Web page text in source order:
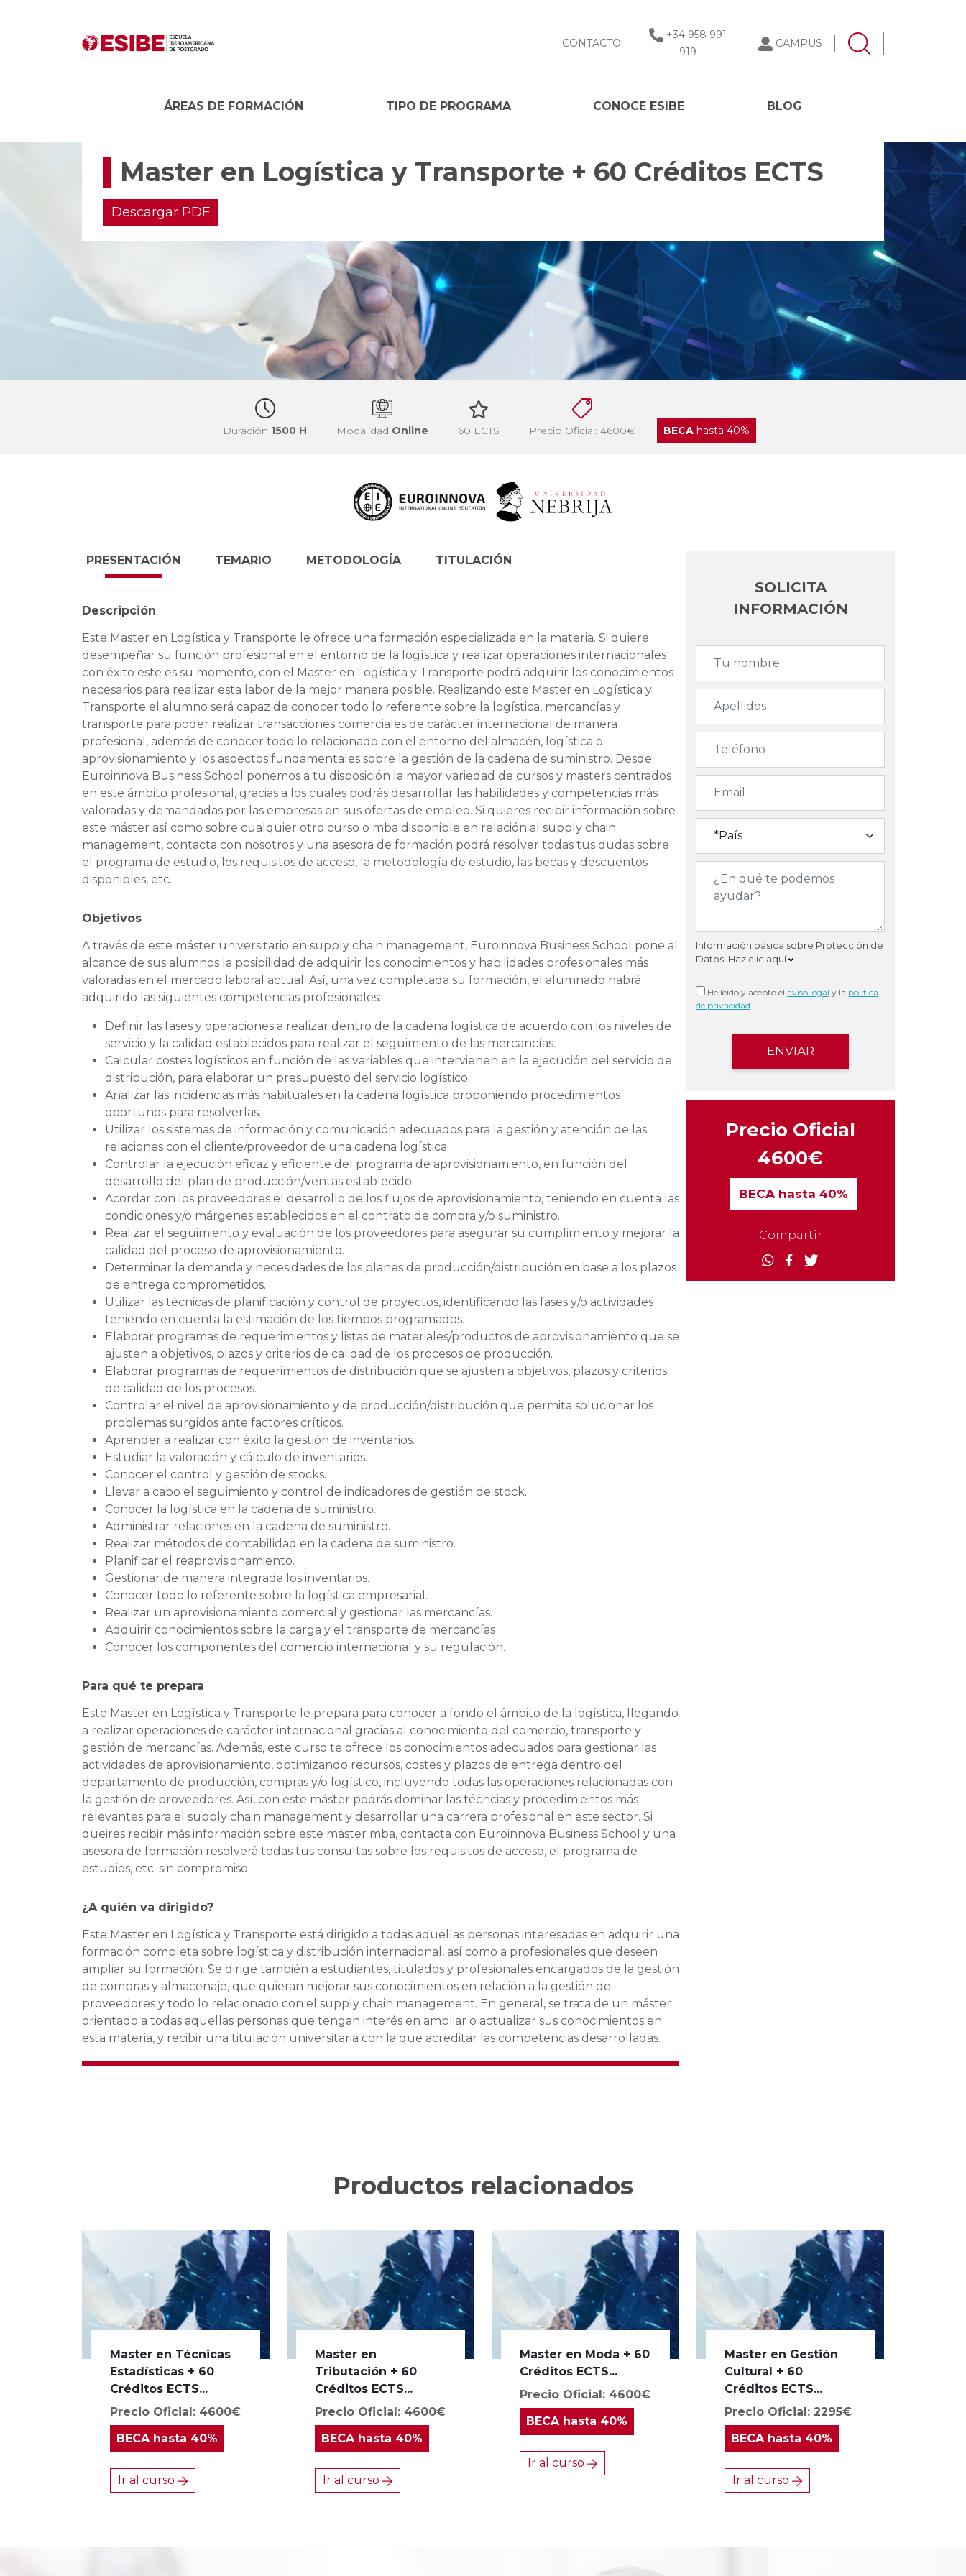
CONTACTO
+34 958 991
919
CAMPUS
ÁREAS DE FORMACIÓN TIPO DE PROGRAMA CONOCE ESIBE BLOG
Master en Logística y Transporte + 60 Créditos ECTS
Descargar PDF
Duración 1500 H Modalidad Online 60 ECTS Precio Oficial: 4600€ BECA hasta 40%
PRESENTACIÓN
Descripción
Este Master en Logística y Transporte le ofrece una formación especializada en la materia. Si quiere
desempeñar su función profesional en el entorno de la logística y realizar operaciones internacionales
con éxito este es su momento, con el Master en Logística y Transporte podrá adquirir los conocimientos
necesarios para realizar esta labor de la mejor manera posible. Realizando este Master en Logística y
Transporte el alumno será capaz de conocer todo lo referente sobre la logística, mercancías y
transporte para poder realizar transacciones comerciales de carácter internacional de manera
profesional, además de conocer todo lo relacionado con el entorno del almacén, logística o
aprovisionamiento y los aspectos fundamentales sobre la gestión de la cadena de suministro. Desde
Euroinnova Business School ponemos a tu disposición la mayor variedad de cursos y masters centrados
en este ámbito profesional, gracias a los cuales podrás desarrollar las habilidades y competencias más
valoradas y demandadas por las empresas en sus ofertas de empleo. Si quieres recibir información sobre
este máster así como sobre cualquier otro curso o mba disponible en relación al supply chain
management, contacta con nosotros y una asesora de formación podrá resolver todas tus dudas sobre
el programa de estudio, los requisitos de acceso, la metodología de estudio, las becas y descuentos
disponibles, etc.
Objetivos
A través de este máster universitario en supply chain management, Euroinnova Business School pone al
alcance de sus alumnos la posibilidad de adquirir los conocimientos y habilidades profesionales más
valoradas en el mercado laboral actual. Así, una vez completada su formación, el alumnado habrá
adquirido las siguientes competencias profesionales:
Definir las fases y operaciones a realizar dentro de la cadena logística de acuerdo con los niveles de
servicio y la calidad establecidos para realizar el seguimiento de las mercancías.
Calcular costes logísticos en función de las variables que intervienen en la ejecución del servicio de
distribución, para elaborar un presupuesto del servicio logístico.
Analizar las incidencias más habituales en la cadena logística proponiendo procedimientos
oportunos para resolverlas.
Utilizar los sistemas de información y comunicación adecuados para la gestión y atención de las
relaciones con el cliente/proveedor de una cadena logística.
Controlar la ejecución eficaz y eficiente del programa de aprovisionamiento, en función del
desarrollo del plan de producción/ventas establecido.
Acordar con los proveedores el desarrollo de los flujos de aprovisionamiento, teniendo en cuenta las
condiciones y/o márgenes establecidos en el contrato de compra y/o suministro.
Realizar el seguimiento y evaluación de los proveedores para asegurar su cumplimiento y mejorar la
calidad del proceso de aprovisionamiento.
Determinar la demanda y necesidades de los planes de producción/distribución en base a los plazos
de entrega comprometidos.
Utilizar las técnicas de planificación y control de proyectos, identificando las fases y/o actividades
teniendo en cuenta la estimación de los tiempos programados.
Elaborar programas de requerimientos y listas de materiales/productos de aprovisionamiento que se
ajusten a objetivos, plazos y criterios de calidad de los procesos de producción.
Elaborar programas de requerimientos de distribución que se ajusten a objetivos, plazos y criterios
de calidad de los procesos.
Controlar el nivel de aprovisionamiento y de producción/distribución que permita solucionar los
problemas surgidos ante factores críticos.
Aprender a realizar con éxito la gestión de inventarios.
Estudiar la valoración y cálculo de inventarios.
Conocer el control y gestión de stocks.
Llevar a cabo el seguimiento y control de indicadores de gestión de stock.
Conocer la logística en la cadena de suministro.
Administrar relaciones en la cadena de suministro.
Realizar métodos de contabilidad en la cadena de suministro.
Planificar el reaprovisionamiento.
Gestionar de manera integrada los inventarios.
Conocer todo lo referente sobre la logística empresarial.
Realizar un aprovisionamiento comercial y gestionar las mercancías.
Adquirir conocimientos sobre la carga y el transporte de mercancías
Conocer los componentes del comercio internacional y su regulación.
Para qué te prepara
Este Master en Logística y Transporte le prepara para conocer a fondo el ámbito de la logística, llegando
a realizar operaciones de carácter internacional gracias al conocimiento del comercio, transporte y
gestión de mercancías. Además, este curso te ofrece los conocimientos adecuados para gestionar las
actividades de aprovisionamiento, optimizando recursos, costes y plazos de entrega dentro del
departamento de producción, compras y/o logístico, incluyendo todas las operaciones relacionadas con
la gestión de proveedores. Así, con este máster podrás dominar las técncias y procedimientos más
relevantes para el supply chain management y desarrollar una carrera profesional en este sector. Si
queires recibir más información sobre este máster mba, contacta con Euroinnova Business School y una
asesora de formación resolverá todas tus consultas sobre los requisitos de acceso, el programa de
estudios, etc. sin compromiso.
¿A quién va dirigido?
Este Master en Logística y Transporte está dirigido a todas aquellas personas interesadas en adquirir una
formación completa sobre logística y distribución internacional, así como a profesionales que deseen
ampliar su formación. Se dirige también a estudiantes, titulados y profesionales encargados de la gestión
de compras y almacenaje, que quieran mejorar sus conocimientos en relación a la gestión de
proveedores y todo lo relacionado con el supply chain management. En general, se trata de un máster
orientado a todas aquellas personas que tengan interés en ampliar o actualizar sus conocimientos en
esta materia, y recibir una titulación universitaria con la que acreditar las competencias desarrolladas.
TEMARIO METODOLOGÍA TITULACIÓN
SOLICITA
INFORMACIÓN
Información básica sobre Protección de
Datos. Haz clic aquí
He leído y acepto el aviso legal y la política
de privacidad
Precio Oficial
4600€
BECAhasta 40%
Compartir
Productos relacionados
Master en Técnicas
Estadísticas + 60
Créditos ECTS...
Precio Oficial: 4600€
BECAhasta 40%
Ir al curso
Master en
Tributación + 60
Créditos ECTS...
Precio Oficial: 4600€
BECAhasta 40%
Ir al curso
Master en Moda + 60
Créditos ECTS...
Precio Oficial: 4600€
BECAhasta 40%
Ir al curso
Master en Gestión
Cultural + 60
Créditos ECTS...
Precio Oficial: 2295€
BECAhasta 40%
Ir al curso